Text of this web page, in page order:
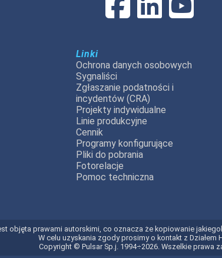
Linki
Ochrona danych osobowych
Sygnaliści
Zgłaszanie podatności i
incydentów (CRA)
Projekty indywidualne
Linie produkcyjne
Cennik
Programy konfigurujące
Pliki do pobrania
Fotorelacje
Pomoc techniczna
objęta prawami autorskimi, co oznacza że kopiowanie
W celu uzyskania zgody prosimy o kontakt z Działem
Copyright © Pulsar Sp.j. 1994÷2026. Wszelkie prawa